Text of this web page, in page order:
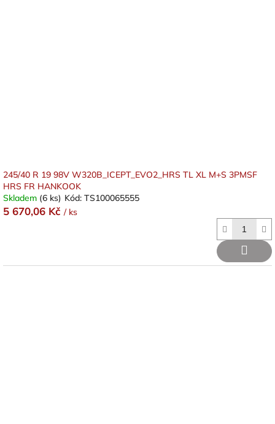
245/40 R 19 98V W320B_ICEPT_EVO2_HRS TL XL M+S 3PMSF
HRS FR HANKOOK
Skladem (6 ks) Kód: TS100065555
5 670,06 Kč / ks